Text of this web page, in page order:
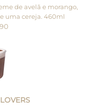
de avelã e morango,
uma cereja. 460ml